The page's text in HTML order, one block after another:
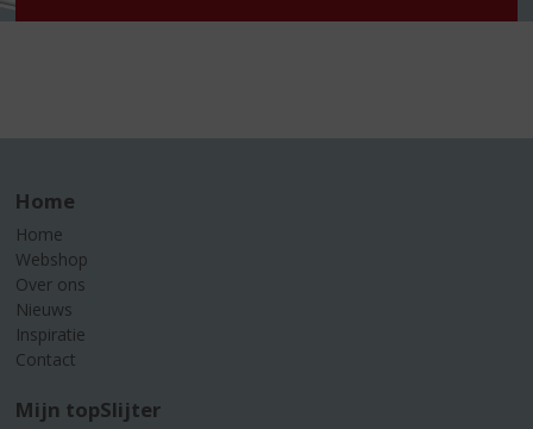
Home
Home
Webshop
Over ons
Nieuws
Inspiratie
Contact
Mijn topSlijter